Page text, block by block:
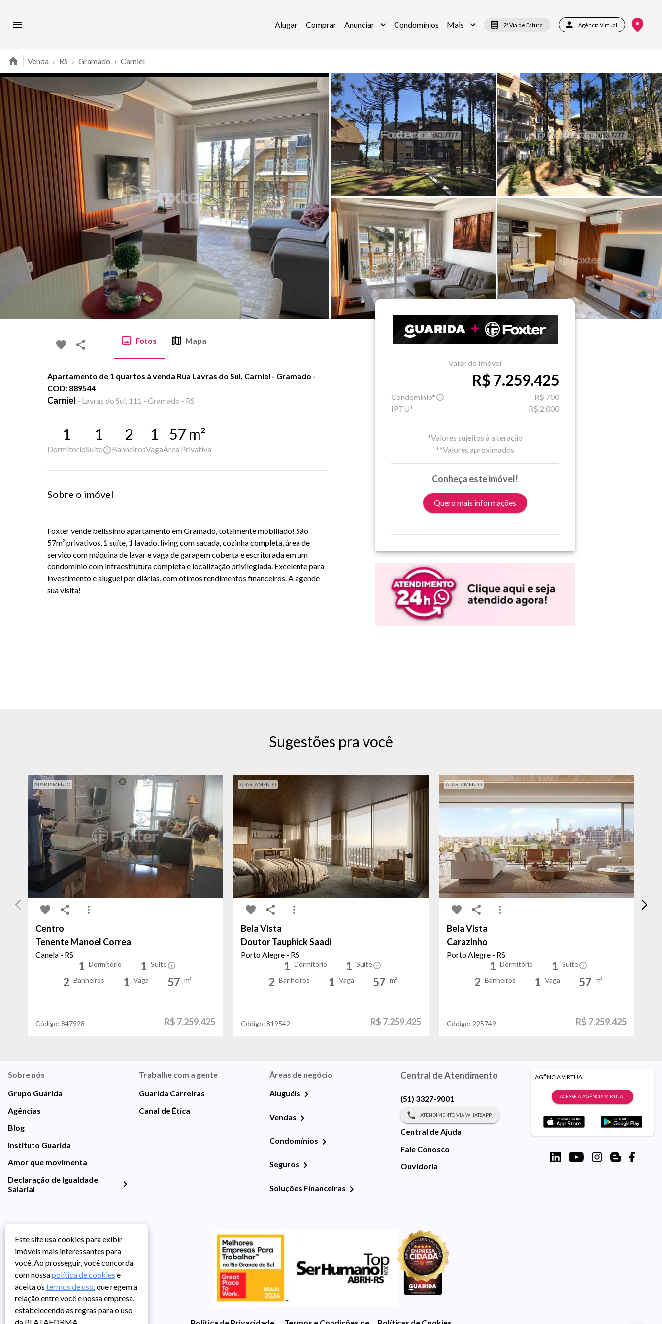
Alugar Comprar Anunciar Condomínios Mais 2ª Via de Fatura Agência Virtual
Venda › RS › Gramado › Carniel
Fotos Mapa
Apartamento de 1 quartos à venda Rua Lavras do Sul, Carniel - Gramado -
COD: 889544
Carniel - Lavras do Sul, 111 - Gramado - RS
1
Dormitório
1
Suíte
2
Banheiros
1
Vaga
57 m²
Área Privativa
Sobre o imóvel
Foxter vende belíssimo apartamento em Gramado, totalmente mobiliado! São
57m² privativos, 1 suíte, 1 lavado, living com sacada, cozinha completa, área de
serviço com máquina de lavar e vaga de garagem coberta e escriturada em um
condomínio com infraestrutura completa e localização privilegiada. Excelente para
investimento e aluguel por diárias, com ótimos rendimentos financeiros. A agende
sua visita!
Valor do Imóvel
R$ 7.259.425
Condomínio*
R$ 700
IPTU*
R$ 2.000
*Valores sujeitos à alteração
**Valores aproximados
Conheça este imóvel!
Quero mais informações
Sugestões pra você
APARTAMENTO
Centro
Tenente Manoel Correa
Canela - RS
1 Dormitório 1 Suíte
2 Banheiros 1 Vaga 57 m²
Código: 847928 R$ 7.259.425
APARTAMENTO
Bela Vista
Doutor Tauphick Saadi
Porto Alegre - RS
1 Dormitório 1 Suíte
2 Banheiros 1 Vaga 57 m²
Código:819542 R$ 7.259.425
APARTAMENTO
Bela Vista
Carazinho
Porto Alegre - RS
1 Dormitório 1 Suíte
2 Banheiros 1 Vaga 57 m²
Código: 225749 R$ 7.259.425
Sobre nós
Grupo Guarida
Agências
Blog
Instituto Guarida
Amor que movimenta
Declaração de Igualdade
Salarial
Trabalhe com a gente
Guarida Carreiras
Canal de Ética
Áreas de negócio
Aluguéis
Vendas
Condomínios
Seguros
Soluções Financeiras
Central de Atendimento
(51) 3327-9001
ATENDIMENTO VIA WHATSAPP
Central de Ajuda
Fale Conosco
Ouvidoria
AGÊNCIA VIRTUAL
ACESSE A AGÊNCIA VIRTUAL
Política de Privacidade Termos e Condições de UsoPolíticas de Cookies
Este site usa cookies para exibir
imóveis mais interessantes para
você. Ao prosseguir, você concorda
com nossapolítica de cookies e
aceita os termos de uso, que regem a
relação entre você e nossa empresa,
estabelecendo as regras para o uso
da PLATAFORMA.